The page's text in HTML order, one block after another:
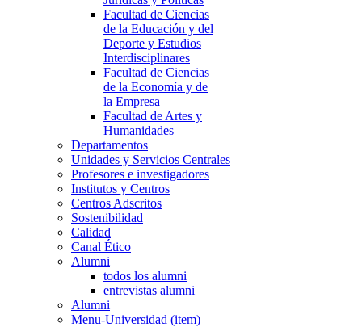
Facultad de Ciencias
de la Educación y del
Deporte y Estudios
Interdisciplinares
Facultad de Ciencias
de la Economía y de
la Empresa
Facultad de Artes y
Humanidades
Departamentos
Unidades y Servicios Centrales
Profesores e investigadores
Institutos y Centros
Centros Adscritos
Sostenibilidad
Calidad
Canal Ético
Alumni
todos los alumni
entrevistas alumni
Alumni
Menu-Universidad (item)